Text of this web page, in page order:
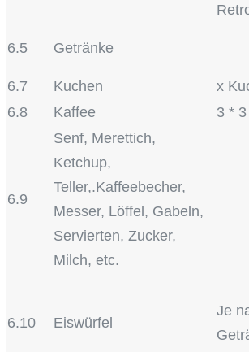
6.5 Getränke
6.7 Kuchen
x
6.8
Kaffee 3 *
6.9
Senf, Merettich,
Ketchup,
Teller,.Kaffeebecher,
Messer, Löffel, Gabeln,
Servierten, Zucker,
Milch, etc.
6.10 Eiswürfel
Je